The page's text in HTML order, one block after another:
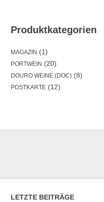
Produktkategorien
MAGAZIN (1)
PORTWEIN (20)
DOURO WEINE (DOC) (8)
POSTKARTE (12)
LETZTE BEITRÄGE